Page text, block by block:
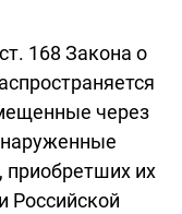
168 Закона о
через
их
Российской